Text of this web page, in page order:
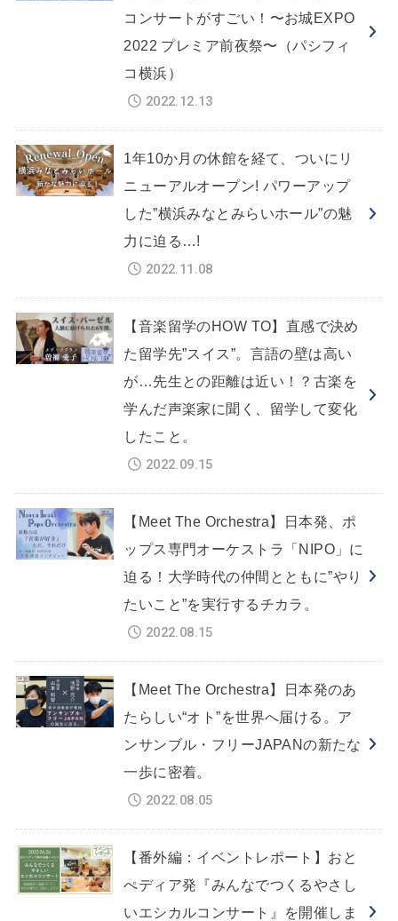
コンサートがすごい！〜お城EXPO
2022 プレミア前夜祭〜（パシフィ
コ横浜）
2022.12.13
1年10か月の休館を経て、ついにリ
ニューアルオープン! パワーアップ
した”横浜みなとみらいホール”の魅
力に迫る…!
2022.11.08
【音楽留学のHOW TO】直感で決め
た留学先”スイス”。言語の壁は高い
が…先生との距離は近い！？古楽を
学んだ声楽家に聞く、留学して変化
したこと。
2022.09.15
【Meet The Orchestra】日本発、ポ
ップス専門オーケストラ「NIPO」に
迫る！大学時代の仲間とともに”やり
たいこと”を実行するチカラ。
2022.08.15
【Meet The Orchestra】日本発のあ
たらしい“オト”を世界へ届ける。ア
ンサンブル・フリーJAPANの新たな
一歩に密着。
2022.08.05
【番外編：イベントレポート】おと
ぺディア発『みんなでつくるやさし
いエシカルコンサート』を開催しま